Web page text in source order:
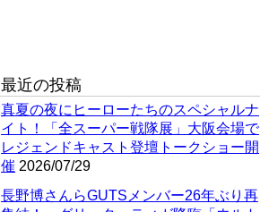
最近の投稿
真夏の夜にヒーローたちのスペシャルナ
イト！「全スーパー戦隊展」大阪会場で
レジェンドキャスト登壇トークショー開
催 2026/07/29
長野博さんらGUTSメンバー26年ぶり再